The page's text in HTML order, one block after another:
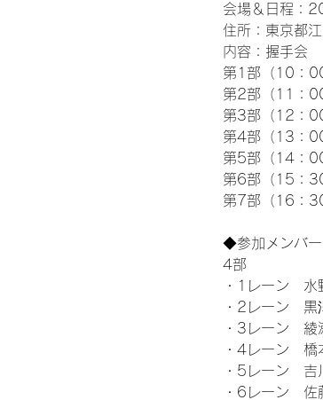
会場＆日程：
住所：東京都
内容：握手会
第1部（10：
第2部（11：
第3部（12：
第4部（13：
第5部（14：
第6部（15：
第7部（16：
◆参加メンバー
4部
・1レーン　水
・2レーン　黒
・3レーン　綾
・4レーン　橋
・5レーン　吉
・6レーン　佐